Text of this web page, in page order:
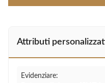
Attributi
Evidenziare: